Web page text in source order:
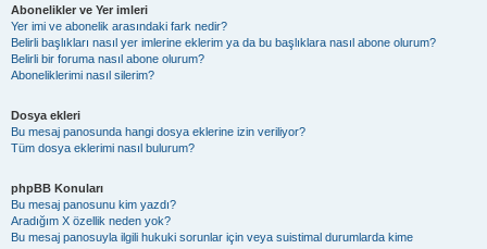
Abonelikler ve Yer imleri
Yer imi ve abonelik arasındaki fark nedir?
Belirli başlıkları nasıl yer imlerine eklerim ya da bu başlıklara nasıl abone olurum?
Belirli bir foruma nasıl abone olurum?
Aboneliklerimi nasıl silerim?
Dosya ekleri
Bu mesaj panosunda hangi dosya eklerine izin veriliyor?
Tüm dosya eklerimi nasıl bulurum?
phpBB Konuları
Bu mesaj panosunu kim yazdı?
Aradığım X özellik neden yok?
Bu mesaj panosuyla ilgili hukuki sorunlar için veya suistimal durumlarda kime